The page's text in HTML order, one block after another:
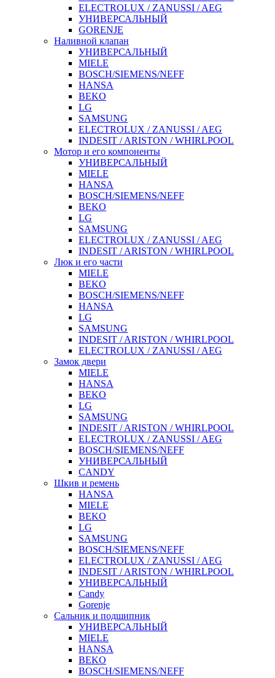
ELECTROLUX / ZANUSSI / AEG
УНИВЕРСАЛЬНЫЙ
GORENJE
Наливной клапан
УНИВЕРСАЛЬНЫЙ
MIELE
BOSCH/SIEMENS/NEFF
HANSA
BEKO
LG
SAMSUNG
ELECTROLUX / ZANUSSI / AEG
INDESIT / ARISTON / WHIRLPOOL
Мотор и его компоненты
УНИВЕРСАЛЬНЫЙ
MIELE
HANSA
BOSCH/SIEMENS/NEFF
BEKO
LG
SAMSUNG
ELECTROLUX / ZANUSSI / AEG
INDESIT / ARISTON / WHIRLPOOL
Люк и его части
MIELE
BEKO
BOSCH/SIEMENS/NEFF
HANSA
LG
SAMSUNG
INDESIT / ARISTON / WHIRLPOOL
ELECTROLUX / ZANUSSI / AEG
Замок двери
MIELE
HANSA
BEKO
LG
SAMSUNG
INDESIT / ARISTON / WHIRLPOOL
ELECTROLUX / ZANUSSI / AEG
BOSCH/SIEMENS/NEFF
УНИВЕРСАЛЬНЫЙ
CANDY
Шкив и ремень
HANSA
MIELE
BEKO
LG
SAMSUNG
BOSCH/SIEMENS/NEFF
ELECTROLUX / ZANUSSI / AEG
INDESIT / ARISTON / WHIRLPOOL
УНИВЕРСАЛЬНЫЙ
Candy
Gorenje
Сальник и подшипник
УНИВЕРСАЛЬНЫЙ
MIELE
HANSA
BEKO
BOSCH/SIEMENS/NEFF